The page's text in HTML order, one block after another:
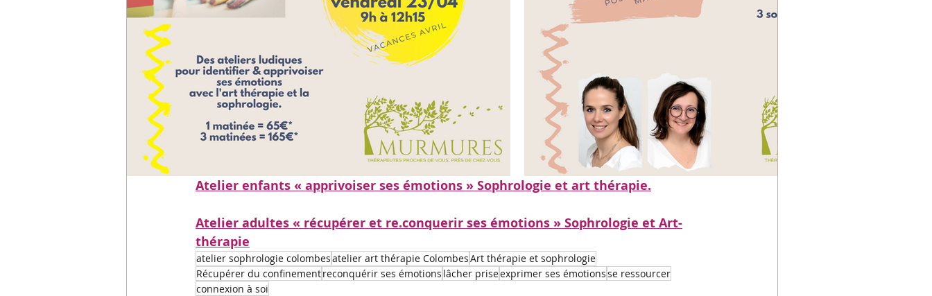
Atelier enfants « apprivoiser ses émotions » Sophrologie et art thérapie.
Atelier adultes « récupérer et re.conquerir ses émotions » Sophrologie et Art-
thérapie
atelier sophrologie colombesatelier art thérapie ColombesArt thérapie et sophrologie
Récupérer du confinementreconquérir ses émotions lâcher priseexprimer ses émotionsse ressourcer
connexion à soi